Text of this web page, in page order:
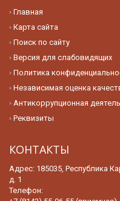
Главная
Карта сайта
Поиск по сайту
Версия для слабовидящих
Политика
Независимая оценка
Антикоррупционная
Реквизиты
КОНТАКТЫ
Адрес: 185035, Республика
д. 1
Телефон: